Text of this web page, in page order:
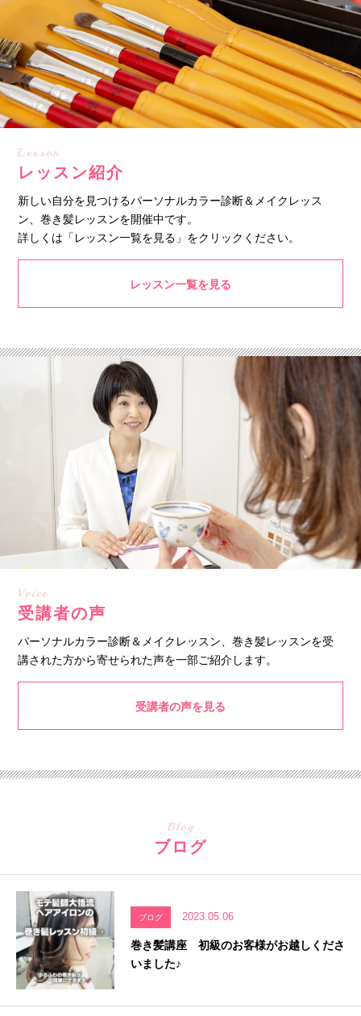
Lesson
レッスン紹介
新しい自分を見つけるパーソナルカラー診断＆メイクレッス
ン、巻き髪レッスンを開催中です。
詳しくは「レッスン一覧を見る」をクリックください。
レッスン一覧を見る
Voice
受講者の声
パーソナルカラー診断＆メイクレッスン、巻き髪レッスンを受
講された方から寄せられた声を一部ご紹介します。
受講者の声を見る
Blog
ブログ
ブログ 2023.05.06
巻き髪講座 初級のお客様がお越しくださ
いました♪